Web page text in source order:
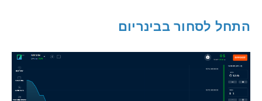
התחל לסחור בבינריום